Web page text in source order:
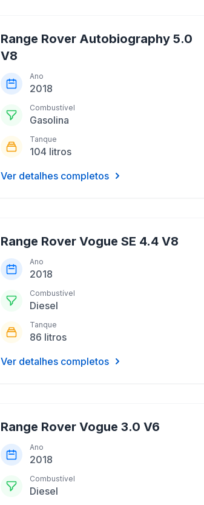
Range Rover Autobiography 5.0
V8
Ano
2018
Combustível
Gasolina
Tanque
104 litros
Ver detalhes completos
Range Rover Vogue SE 4.4 V8
Ano
2018
Combustível
Diesel
Tanque
86 litros
Ver detalhes completos
Range Rover Vogue 3.0 V6
Ano
2018
Combustível
Diesel